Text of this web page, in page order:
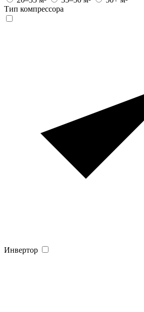
Тип компрессора
Инвертор